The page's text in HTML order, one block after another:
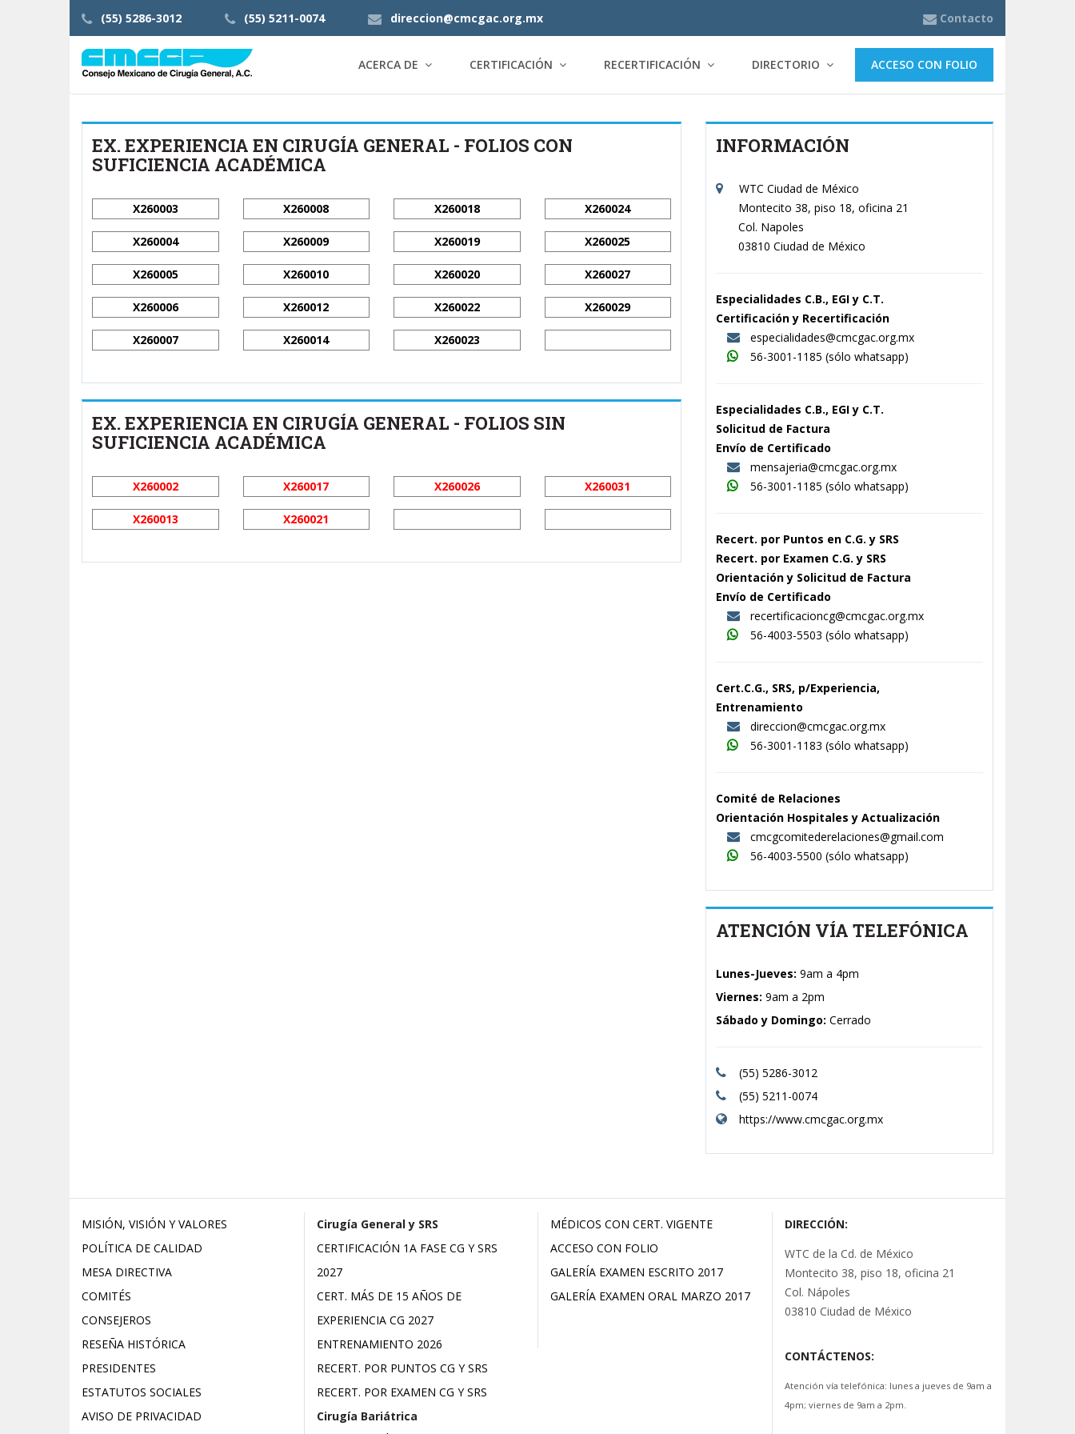
(55) 5286-3012 (55) 5211-0074 direccion@cmcgac.org.mx Contacto
ACERCA DE CERTIFICACIÓN RECERTIFICACIÓN DIRECTORIO ACCESO CON FOLIO
EX. EXPERIENCIA EN CIRUGÍA GENERAL - FOLIOS CON
SUFICIENCIA ACADÉMICA
X260003
X260004
X260005
X260006
X260007
X260008
X260009
X260010
X260012
X260014
X260018
X260019
X260020
X260022
X260023
X260024
X260025
X260027
X260029
EX. EXPERIENCIA EN CIRUGÍA GENERAL - FOLIOS SIN
SUFICIENCIA ACADÉMICA
X260002
X260013
X260017
X260021
X260026 X260031
INFORMACIÓN
WTC Ciudad de México
Montecito 38, piso 18, oficina 21
Col. Napoles
03810 Ciudad de México
Especialidades C.B., EGI y C.T.
Certificación y Recertificación
especialidades@cmcgac.org.mx
56-3001-1185 (sólo whatsapp)
Especialidades C.B., EGI y C.T.
Solicitud de Factura
Envío de Certificado
mensajeria@cmcgac.org.mx
56-3001-1185 (sólo whatsapp)
Recert. por Puntos en C.G. y SRS
Recert. por Examen C.G. y SRS
Orientación y Solicitud de Factura
Envío de Certificado
recertificacioncg@cmcgac.org.mx
56-4003-5503 (sólo whatsapp)
Cert.C.G., SRS, p/Experiencia,
Entrenamiento
direccion@cmcgac.org.mx
56-3001-1183 (sólo whatsapp)
Comité de Relaciones
Orientación Hospitales y Actualización
cmcgcomitederelaciones@gmail.com
56-4003-5500 (sólo whatsapp)
ATENCIÓN VÍA TELEFÓNICA
Lunes-Jueves: 9am a 4pm
Viernes: 9am a 2pm
Sábado y Domingo: Cerrado
(55) 5286-3012
(55) 5211-0074
https://www.cmcgac.org.mx
MISIÓN, VISIÓN Y VALORES
POLÍTICA DE CALIDAD
MESA DIRECTIVA
COMITÉS
CONSEJEROS
RESEÑA HISTÓRICA
PRESIDENTES
ESTATUTOS SOCIALES
AVISO DE PRIVACIDAD
Cirugía General y SRS
CERTIFICACIÓN 1A FASE CG Y SRS
2027
CERT. MÁS DE 15 AÑOS DE
EXPERIENCIA CG 2027
ENTRENAMIENTO 2026
RECERT. POR PUNTOS CG Y SRS
RECERT. POR EXAMEN CG Y SRS
Cirugía Bariátrica
MÉDICOS CON CERT. VIGENTE
ACCESO CON FOLIO
GALERÍA EXAMEN ESCRITO 2017
GALERÍA EXAMEN ORAL MARZO 2017
DIRECCIÓN:
WTC de la Cd. de México
Montecito 38, piso 18, oficina 21
Col. Nápoles
03810 Ciudad de México
CONTÁCTENOS:
Atención vía telefónica: lunes a jueves de 9am a
4pm; viernes de 9am a 2pm.